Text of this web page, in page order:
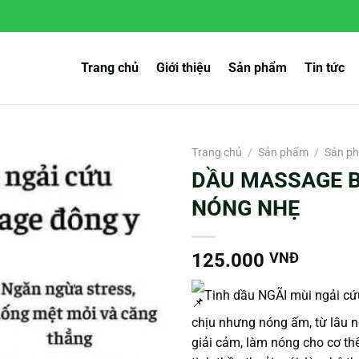
Trang chủ Giới thiệu Sản phẩm Tin tức
Trang chủ / Sản phẩm / Sản
DẦU MASSAGE
NÓNG NHẸ
125.000 VNĐ
Tinh dầu NGÃI mùi ngải
chịu nhưng nóng ấm, từ lâu
giải cảm, làm nóng cho cơ